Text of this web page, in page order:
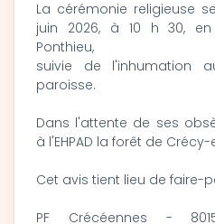
La cérémonie religieuse
juin 2026, à 10 h 30,
Ponthieu,
suivie de l'inhumation
paroisse.
Dans l'attente de ses
à l'EHPAD la forêt de
Cet avis tient lieu de faire-
PF Crécéennes -